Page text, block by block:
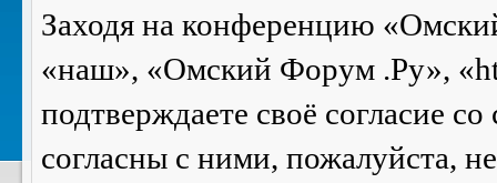
Заходя на конференцию
«наш», «Омский Форум .Ру»,
подтверждаете своё согласие
согласны с ними, пожалуйста,